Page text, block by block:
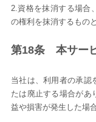
2.資格を抹消する場合
の権利を抹消するもの
第18条 本サー
当社は、利用者の承認
たは廃止する場合があ
益や損害が発生した場